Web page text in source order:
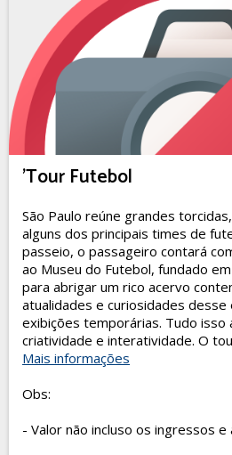
'Tour Futebol
São Paulo reúne grandes
alguns dos principais times de
passeio, o passageiro contará
ao Museu do Futebol, fundado
para abrigar um rico acervo
atualidades e curiosidades
exibições temporárias. Tudo isso
criatividade e interatividade. O
Mais informações
Obs:
- Valor não incluso os ingressos e